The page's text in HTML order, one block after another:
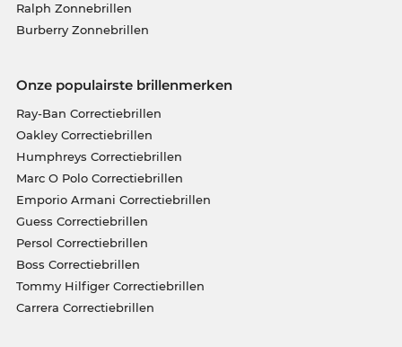
Ralph Zonnebrillen
Burberry Zonnebrillen
Onze populairste brillenmerken
Ray-Ban Correctiebrillen
Oakley Correctiebrillen
Humphreys Correctiebrillen
Marc O Polo Correctiebrillen
Emporio Armani Correctiebrillen
Guess Correctiebrillen
Persol Correctiebrillen
Boss Correctiebrillen
Tommy Hilfiger Correctiebrillen
Carrera Correctiebrillen